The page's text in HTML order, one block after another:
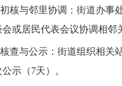
核与邻里协调：街道办事
或居民代表会议协调相邻
查与公示：街道组织相关
示（7天）。